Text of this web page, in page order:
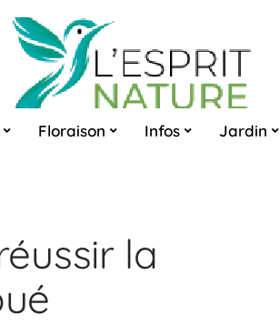
Floraison Infos Jardin
la